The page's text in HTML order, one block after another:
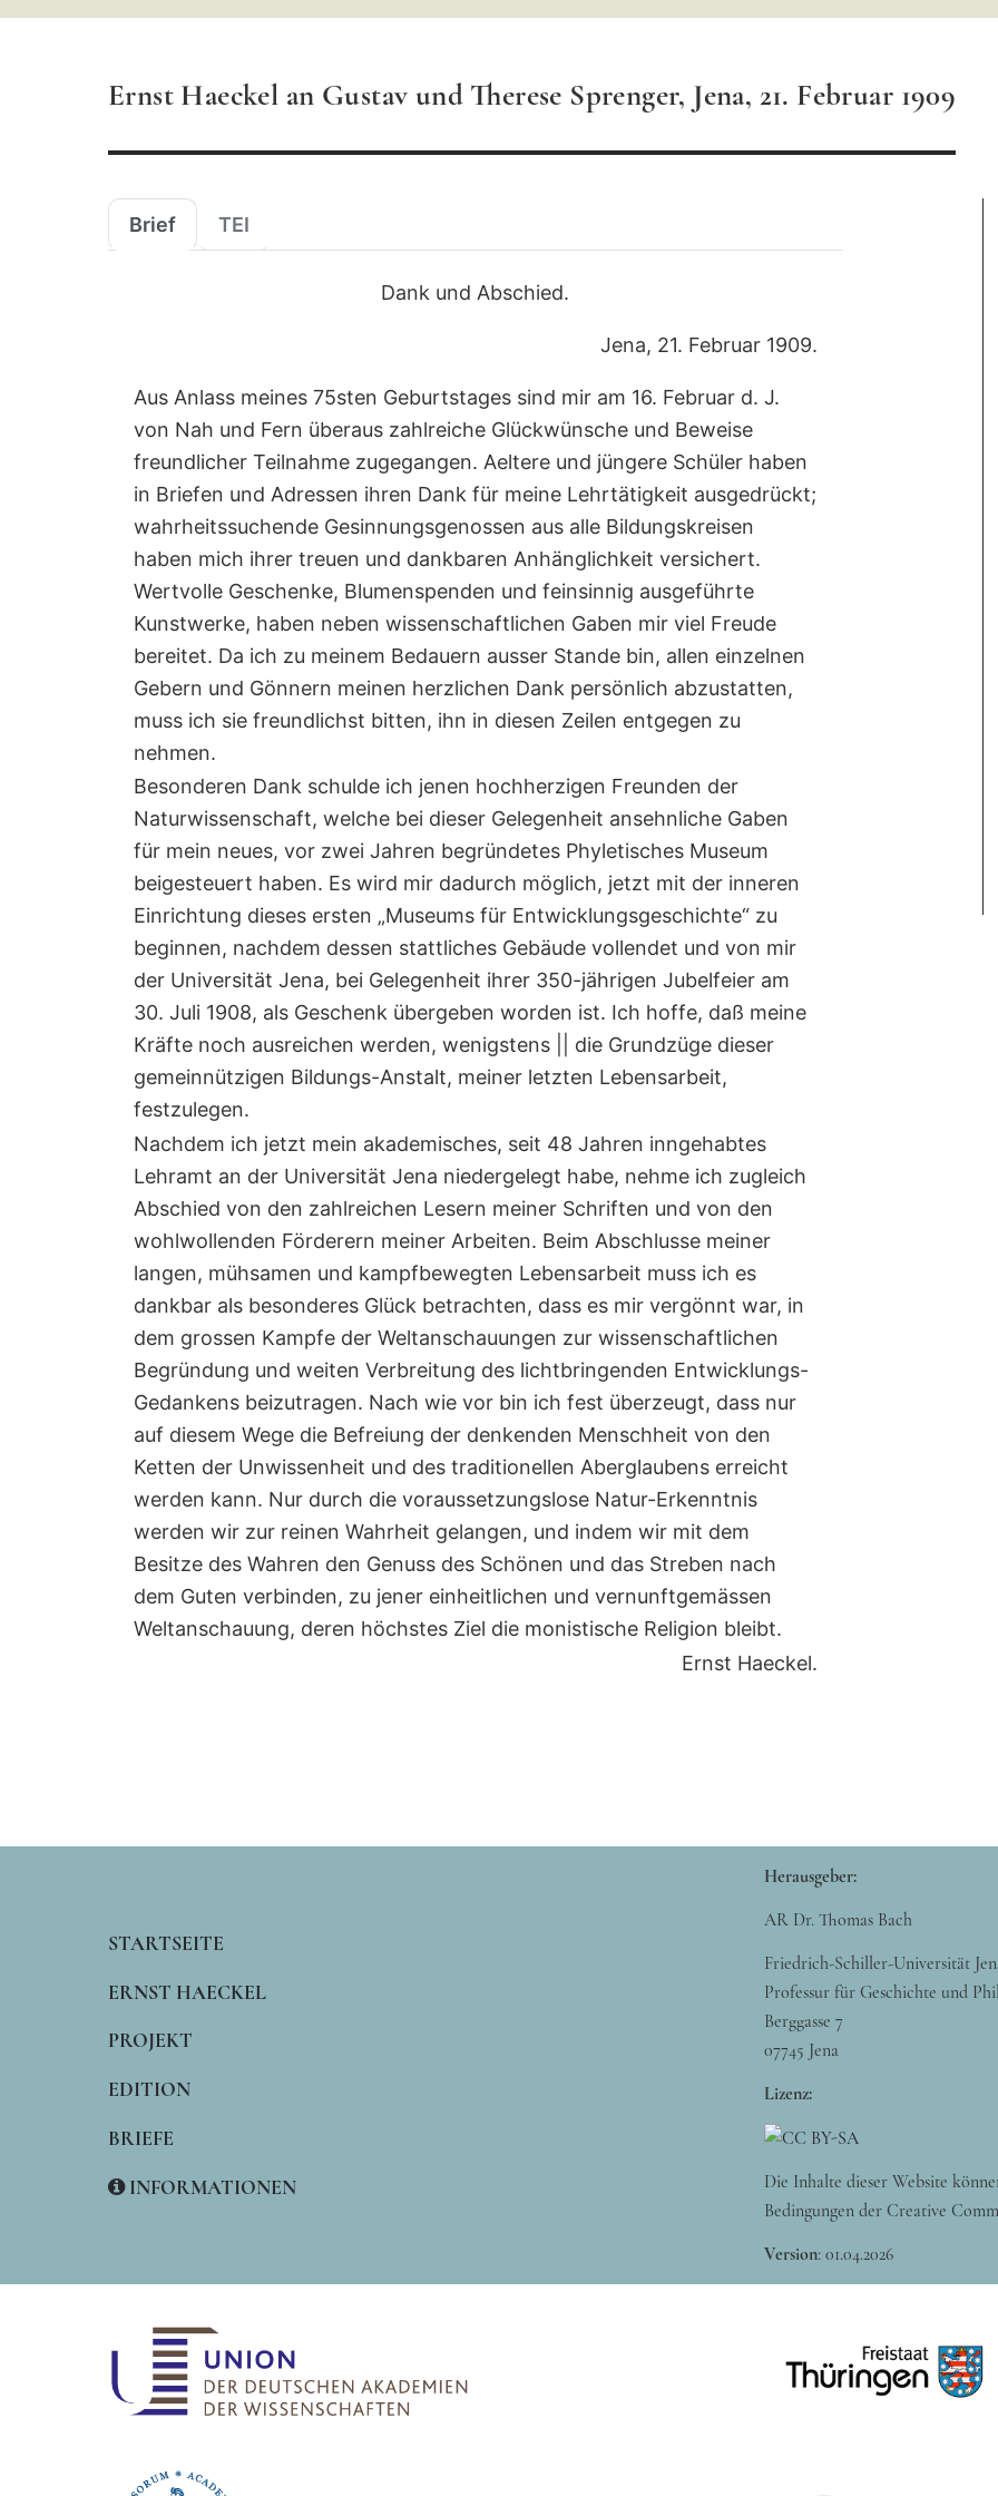
Ernst Haeckel an Gustav und Therese Sprenger, Jena, 21. Februar 1909
Brief TEI
Dank und Abschied.
Jena, 21. Februar 1909.
Aus Anlass meines 75sten Geburtstages sind mir am 16. Februar d. J.
von Nah und Fern überaus zahlreiche Glückwünsche und Beweise
freundlicher Teilnahme zugegangen. Aeltere und jüngere Schüler haben
in Briefen und Adressen ihren Dank für meine Lehrtätigkeit ausgedrückt;
wahrheitssuchende Gesinnungsgenossen aus alle Bildungskreisen
haben mich ihrer treuen und dankbaren Anhänglichkeit versichert.
Wertvolle Geschenke, Blumenspenden und feinsinnig ausgeführte
Kunstwerke, haben neben wissenschaftlichen Gaben mir viel Freude
bereitet. Da ich zu meinem Bedauern ausser Stande bin, allen einzelnen
Gebern und Gönnern meinen herzlichen Dank persönlich abzustatten,
muss ich sie freundlichst bitten, ihn in diesen Zeilen entgegen zu
nehmen.
Besonderen Dank schulde ich jenen hochherzigen Freunden der
Naturwissenschaft, welche bei dieser Gelegenheit ansehnliche Gaben
für mein neues, vor zwei Jahren begründetes Phyletisches Museum
beigesteuert haben. Es wird mir dadurch möglich, jetzt mit der inneren
Einrichtung dieses ersten „Museums für Entwicklungsgeschichte“ zu
beginnen, nachdem dessen stattliches Gebäude vollendet und von mir
der Universität Jena, bei Gelegenheit ihrer 350-jährigen Jubelfeier am
30. Juli 1908, als Geschenk übergeben worden ist. Ich hoffe, daß meine
Kräfte noch ausreichen werden, wenigstens || die Grundzüge dieser
gemeinnützigen Bildungs-Anstalt, meiner letzten Lebensarbeit,
festzulegen.
Nachdem ich jetzt mein akademisches, seit 48 Jahren inngehabtes
Lehramt an der Universität Jena niedergelegt habe, nehme ich zugleich
Abschied von den zahlreichen Lesern meiner Schriften und von den
wohlwollenden Förderern meiner Arbeiten. Beim Abschlusse meiner
langen, mühsamen und kampfbewegten Lebensarbeit muss ich es
dankbar als besonderes Glück betrachten, dass es mir vergönnt war, in
dem grossen Kampfe der Weltanschauungen zur wissenschaftlichen
Begründung und weiten Verbreitung des lichtbringenden Entwicklungs-
Gedankens beizutragen. Nach wie vor bin ich fest überzeugt, dass nur
auf diesem Wege die Befreiung der denkenden Menschheit von den
Ketten der Unwissenheit und des traditionellen Aberglaubens erreicht
werden kann. Nur durch die voraussetzungslose Natur-Erkenntnis
werden wir zur reinen Wahrheit gelangen, und indem wir mit dem
Besitze des Wahren den Genuss des Schönen und das Streben nach
dem Guten verbinden, zu jener einheitlichen und vernunftgemässen
Weltanschauung, deren höchstes Ziel die monistische Religion bleibt.
Ernst Haeckel.
MAIN
NAVIGATION
STARTSEITE
ERNST HAECKEL
PROJEKT
EDITION
BRIEFE
INFORMATIONEN
Herausgeber:
AR Dr. Thomas Bach
Friedrich-Schiller-Universität
Professur für Geschichte und
Berggasse 7
07745 Jena
Lizenz:
Die Inhalte dieser Website
Bedingungen der Creative
Version: 01.04.2026